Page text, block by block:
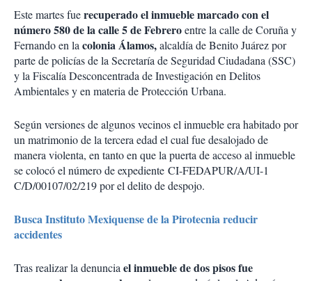
Este martes fuerecuperado el inmueble marcado con el
número 580 de la calle 5 de Febreroentre la calle de Coruña y
Fernando en lacolonia Álamos,alcaldía de Benito Juárez por
parte de policías de la Secretaría de Seguridad Ciudadana (SSC)
y la Fiscalía Desconcentrada de Investigación en Delitos
Ambientales y en materia de Protección Urbana.
Según versiones de algunos vecinos el inmueble era habitado por
un matrimonio de la tercera edad el cual fue desalojado de
manera violenta, en tanto en que la puerta de acceso al inmueble
se colocó el número de expediente CI-FEDAPUR/A/UI-1
C/D/00107/02/219 por el delito de despojo.
Busca Instituto Mexiquense de la Pirotecnia reducir
accidentes
Tras realizar la denunciael inmueble de dos pisos fue